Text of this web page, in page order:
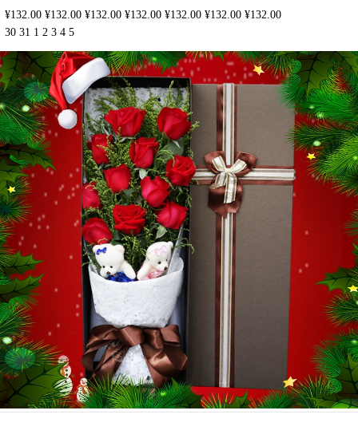
¥132.00 ¥132.00 ¥132.00 ¥132.00 ¥132.00 ¥132.00 ¥132.00
30 31 1 2 3 4 5